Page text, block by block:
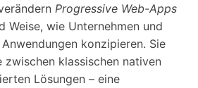
Progressive Web-Apps
Weise, wie Unternehmen und
konzipieren. Sie
zwischen klassischen nativen
Lösungen – eine